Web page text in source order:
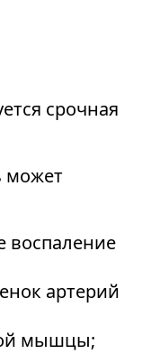
срочная
может
воспаление
артерий
мышцы;